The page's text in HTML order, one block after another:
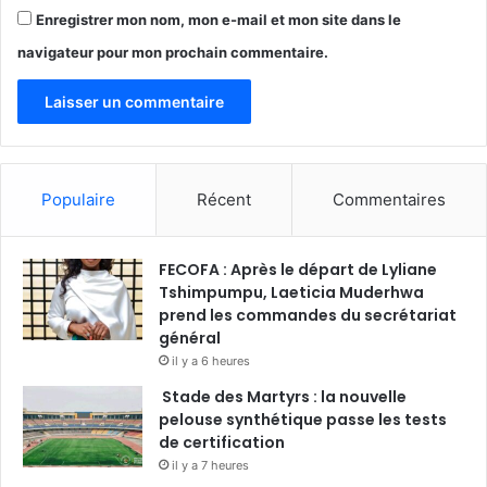
Enregistrer mon nom, mon e-mail et mon site dans le
navigateur pour mon prochain commentaire.
Populaire Récent Commentaires
FECOFA : Après le départ de Lyliane
Tshimpumpu, Laeticia Muderhwa
prend les commandes du secrétariat
général
il y a 6 heures
Stade des Martyrs : la nouvelle
pelouse synthétique passe les tests
de certification
il y a 7 heures